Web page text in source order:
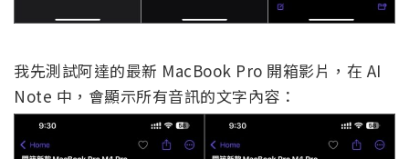
我先測試阿達的最新 MacBook Pro 開箱影片，在 AI
Note 中，會顯示所有音訊的文字內容：